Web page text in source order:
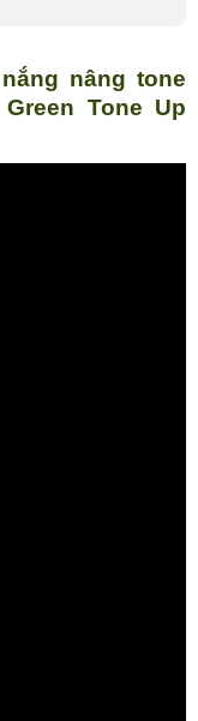
nâng tone
Tone Up